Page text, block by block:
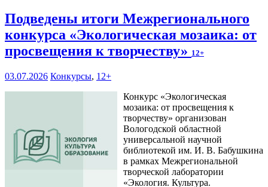
Подведены итоги Межрегионального
конкурса «Экологическая мозаика: от
просвещения к творчеству» 12+
03.07.2026 Конкурсы, 12+
Конкурс «Экологическая
мозаика: от просвещения к
творчеству» организован
Вологодской областной
универсальной научной
библиотекой им. И. В. Бабушкина
в рамках Межрегиональной
творческой лаборатории
«Экология. Культура.